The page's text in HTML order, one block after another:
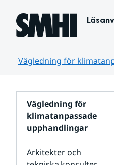
Hoppa till sidans innehåll
Vägledning för
Vägledning för
klimatanpassade
upphandlingar
Arkitekter och